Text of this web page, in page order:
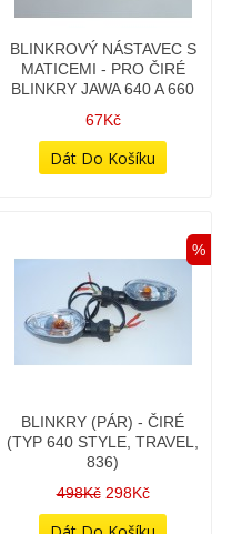
BLINKROVÝ NÁSTAVEC S
MATICEMI - PRO ČIRÉ
BLINKRY JAWA 640 A 660
67Kč
%
BLINKRY (PÁR) - ČIRÉ
(TYP 640 STYLE, TRAVEL,
836)
498Kč 298Kč